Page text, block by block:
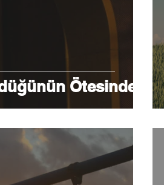
Ötesinde